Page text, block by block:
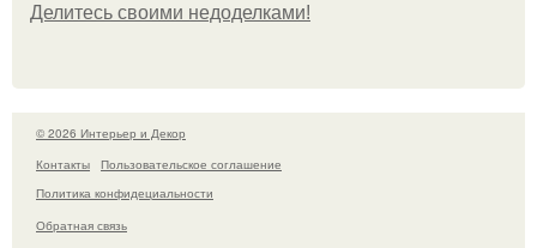
Делитесь своими недоделками!
© 2026 Интерьер и Декор
Контакты
Пользовательское соглашение
Политика конфидециальности
Обратная связь